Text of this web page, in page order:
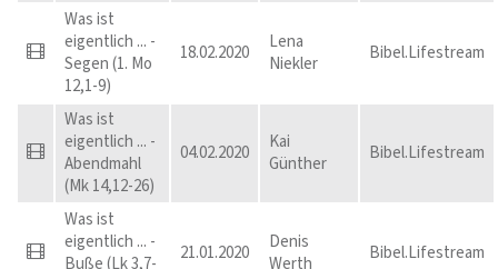
Was ist
eigentlich ... -
Segen (1. Mo
12,1-9)
18.02.2020
Lena
Niekler
Bibel.Lifestream
Was ist
eigentlich ... -
Abendmahl
(Mk 14,12-26)
04.02.2020
Kai
Günther
Bibel.Lifestream
Was ist
eigentlich ... -
21.01.2020
Denis
Bibel.Lifestream